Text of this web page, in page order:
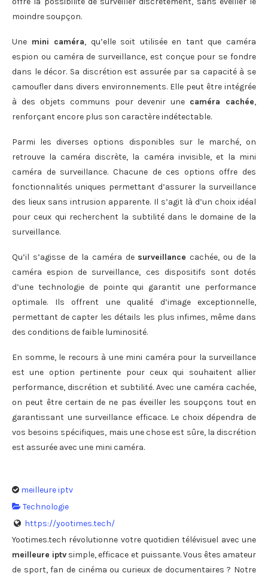
moindre soupçon.
Une mini caméra, qu’elle soit utilisée en tant que caméra
espion ou caméra de surveillance, est conçue pour se fondre
dans le décor. Sa discrétion est assurée par sa capacité à se
camoufler dans divers environnements. Elle peut être intégrée
à des objets communs pour devenir une caméra cachée,
renforçant encore plus son caractère indétectable.
Parmi les diverses options disponibles sur le marché, on
retrouve la caméra discrète, la caméra invisible, et la mini
caméra de surveillance. Chacune de ces options offre des
fonctionnalités uniques permettant d’assurer la surveillance
des lieux sans intrusion apparente. Il s’agit là d’un choix idéal
pour ceux qui recherchent la subtilité dans le domaine de la
surveillance.
Qu’il s’agisse de la caméra de surveillance cachée, ou de la
caméra espion de surveillance, ces dispositifs sont dotés
d’une technologie de pointe qui garantit une performance
optimale. Ils offrent une qualité d’image exceptionnelle,
permettant de capter les détails les plus infimes, même dans
des conditions de faible luminosité.
En somme, le recours à une mini caméra pour la surveillance
est une option pertinente pour ceux qui souhaitent allier
performance, discrétion et subtilité. Avec une caméra cachée,
on peut être certain de ne pas éveiller les soupçons tout en
garantissant une surveillance efficace. Le choix dépendra de
vos besoins spécifiques, mais une chose est sûre, la discrétion
est assurée avec une mini caméra.
meilleure iptv
Technologie
https://yootimes.tech/
Yootimes.tech révolutionne votre quotidien télévisuel avec une
meilleure iptv simple, efficace et puissante. Vous êtes amateur
de sport, fan de cinéma ou curieux de documentaires ? Notre